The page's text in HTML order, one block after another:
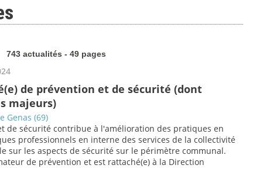
743 actualités - 49 pages
de prévention et de sécurité (dont
majeurs)
Genas (69)
de sécurité contribue à l'amélioration des pratiques en
professionnels en interne des services de la collectivité
sur les aspects de sécurité sur le périmètre communal.
de prévention et est rattaché(e) à la Direction